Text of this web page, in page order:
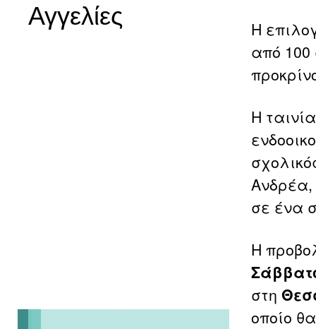
Αγγελίες
Η
από
Η
Ανδρέα,
σε ένα
Η
στη
οποίο